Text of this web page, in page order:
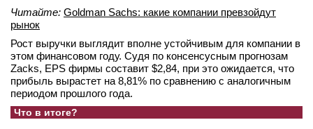
Читайте: Goldman Sachs: какие компании превзойдут
рынок
Рост выручки выглядит вполне устойчивым для компании в
этом финансовом году. Судя по консенсусным прогнозам
Zacks, EPS фирмы составит $2,84, при это ожидается, что
прибыль вырастет на 8,81% по сравнению с аналогичным
периодом прошлого года.
Что в итоге?